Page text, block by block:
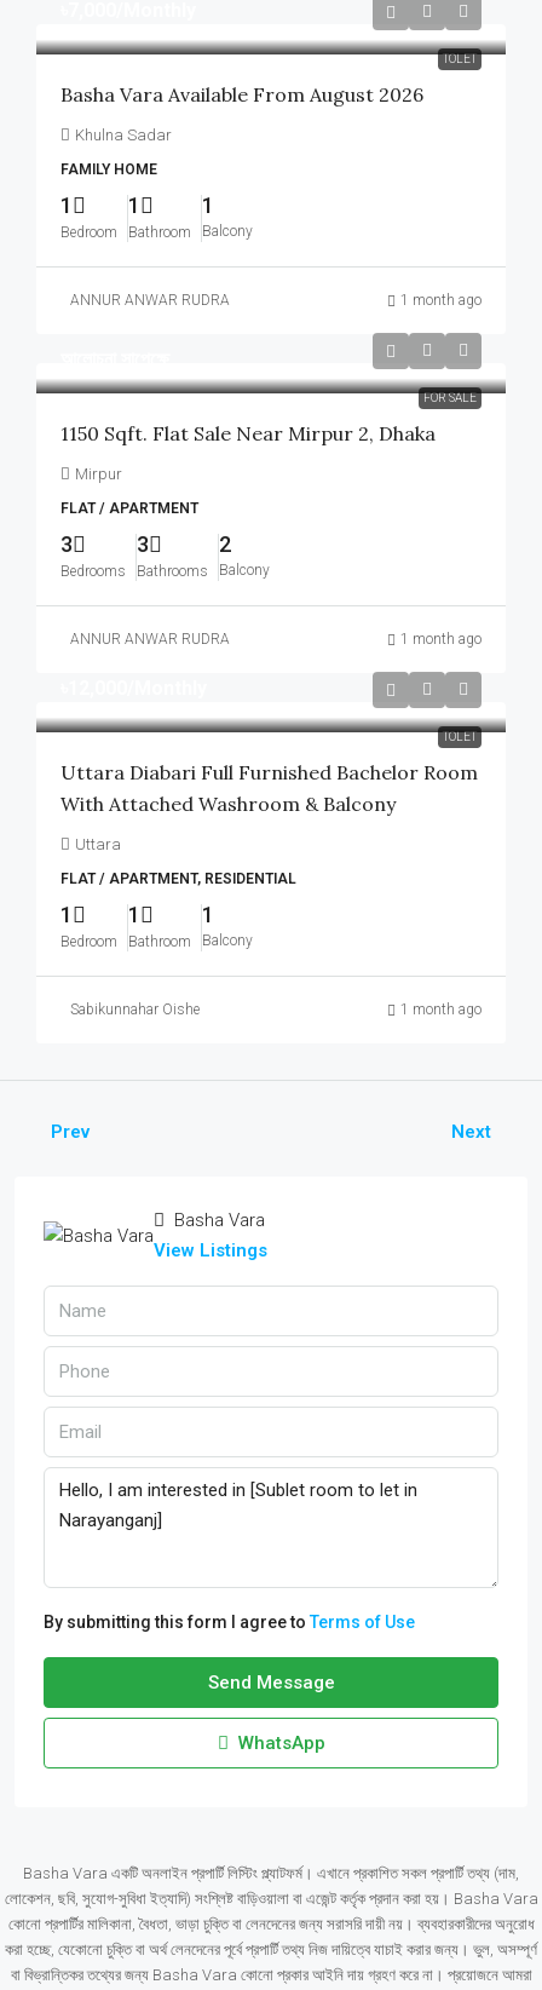
TOLET
Basha Vara Available From August 2026
Khulna Sadar
FAMILY HOME
1
Bedroom
1
Bathroom
1
Balcony
ANNUR ANWAR RUDRA 1 month ago
FOR SALE
1150 Sqft. Flat Sale Near Mirpur 2, Dhaka
Mirpur
FLAT / APARTMENT
3
Bedrooms
3
Bathrooms
2
Balcony
ANNUR ANWAR RUDRA 1 month ago
TOLET
Uttara Diabari Full Furnished Bachelor Room
With Attached Washroom & Balcony
Uttara
FLAT / APARTMENT, RESIDENTIAL
1
Bedroom
1
Bathroom
1
Balcony
Sabikunnahar Oishe 1 month ago
Prev Next
Basha Vara
View Listings
By submitting this form I agree toTerms of Use
Send Message
WhatsApp
Basha Vara একটি অনলাইন প্রপার্টি লিস্টিং প্ল্যাটফর্ম। এখানে প্রকাশিত সকল প্রপার্টি তথ্য (দাম,
লোকেশন, ছবি, সুযোগ-সুবিধা ইত্যাদি) সংশ্লিষ্ট বাড়িওয়ালা বা এজেন্ট কর্তৃক প্রদান করা হয়। Basha Vara
কোনো প্রপার্টির মালিকানা, বৈধতা, ভাড়া চুক্তি বা লেনদেনের জন্য সরাসরি দায়ী নয়। ব্যবহারকারীদের অনুরোধ
করা হচ্ছে, যেকোনো চুক্তি বা অর্থ লেনদেনের পূর্বে প্রপার্টি তথ্য নিজ দায়িত্বে যাচাই করার জন্য। ভুল, অসম্পূর্ণ
বা বিভ্রান্তিকর তথ্যের জন্য Basha Vara কোনো প্রকার আইনি দায় গ্রহণ করে না। প্রয়োজনে আমরা